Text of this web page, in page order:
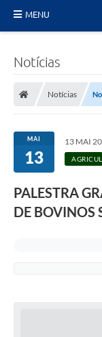
MENU
Lei Aldir Blanc 2026
Araújos
Secretarias
Notícias
Notícias
MAI
13
13 MAI
PALESTRA
DE BOVINOS